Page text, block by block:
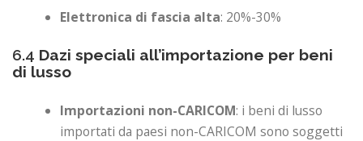
Elettronica di fascia alta: 20%-30%
6.4 Dazi speciali all’importazione per beni
di lusso
Importazioni non-CARICOM: i beni di lusso
importati da paesi non-CARICOM sono soggetti